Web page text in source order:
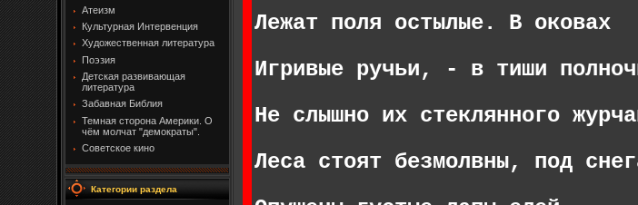
Атеизм
Культурная Интервенция
Художественная литература
Поэзия
Детская развивающая
литература
Забавная Библия
Темная сторона Америки. О
чём молчат "демократы".
Советское кино
Категории раздела
Лежат поля остылые. В оковах
Игривые ручьи, - в тиши
Не слышно их стеклянного
Леса стоят безмолвны, под